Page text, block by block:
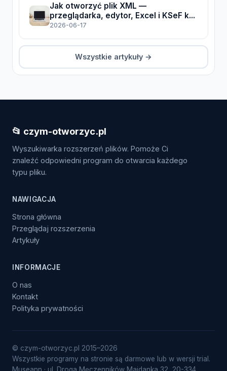
Jak otworzyć plik XML —
przeglądarka, edytor, Excel i KSeF k...
2026-06-17
Wszystkie artykuły →
📂 czym-otworzyc.pl
Wyszukiwarka rozszerzeń plików. Pomoże Ci
znaleźć odpowiedni program do otwarcia każdego
typu pliku.
NAWIGACJA
Strona główna
Przeglądaj rozszerzenia
Artykuły
INFORMACJE
O nas
Kontakt
Polityka prywatności
© czym-otworzyc.pl 2015–2026
Wszystkie programy na stronie są darmowe lub w wersji trial.